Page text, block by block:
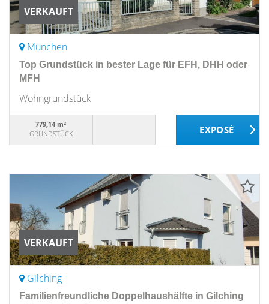
VERKAUFT
München
Top Grundstück in bester Lage für EFH, DHH oder
MFH
Wohngrundstück
779,14 m²
GRUNDSTÜCK
VERKAUFT
Gilching
Familienfreundliche Doppelhaushälfte in Gilching